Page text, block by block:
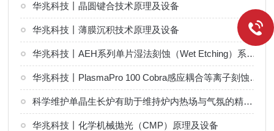
华兆科技丨晶圆键合技术原理及设备
华兆科技丨薄膜沉积技术原理及设备
华兆科技丨AEH系列单片湿法刻蚀（Wet Etching）系统解决方案
华兆科技丨PlasmaPro 100 Cobra感应耦合等离子刻蚀（ICP）系统解决方案
科学维护单晶生长炉有助于维持炉内热场与气氛的精确控制
华兆科技丨化学机械抛光（CMP）原理及设备